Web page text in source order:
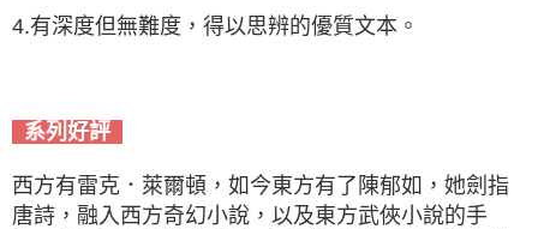
4.有深度但無難度，得以思辨的優質文本。
系列好評
西方有雷克．萊爾頓，如今東方有了陳郁如，她劍指
唐詩，融入西方奇幻小說，以及東方武俠小說的手